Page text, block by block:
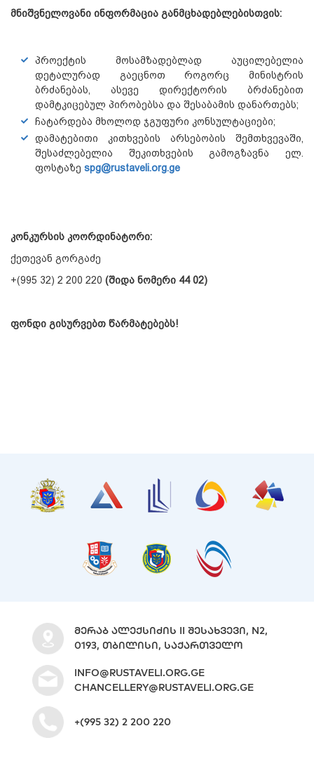
მნიშვნელოვანი ინფორმაცია განმცხადებლებისთვის:
პროექტის მოსამზადებლად აუცილებელია
დეტალურად გაეცნოთ როგორც მინისტრის
ბრძანებას, ასევე დირექტორის ბრძანებით
დამტკიცებულ პირობებსა და შესაბამის დანართებს;
ჩატარდება მხოლოდ ჯგუფური კონსულტაციები;
დამატებითი კითხვების არსებობის შემთხვევაში,
შესაძლებელია შეკითხვების გამოგზავნა ელ.
ფოსტაზე spg@rustaveli.org.ge
კონკურსის კოორდინატორი:
ქეთევან გორგაძე
+(995 32) 2 200 220 (შიდა ნომერი 44 02)
ფონდი გისურვებთ წარმატებებს!
ᲛᲔᲠᲐᲑ ᲐᲚᲔᲥᲡᲘᲫᲘᲡ II ᲨᲔᲡᲐᲮᲕᲔᲕᲘ, N2,
0193, ᲗᲑᲘᲚᲘᲡᲘ, ᲡᲐᲥᲐᲠᲗᲕᲔᲚᲝ
INFO@RUSTAVELI.ORG.GE
CHANCELLERY@RUSTAVELI.ORG.GE
+(995 32) 2 200 220